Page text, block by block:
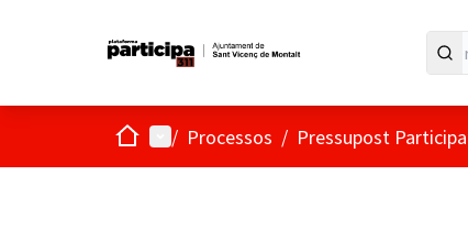
Inici Menú principal
/ Processos / Pressupost